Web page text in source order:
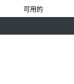
分
享
發
推
頂
可用的